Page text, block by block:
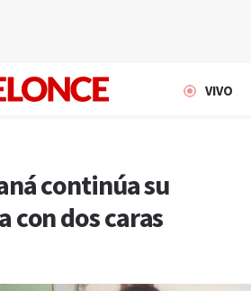
VIVO
continúa su
con dos caras